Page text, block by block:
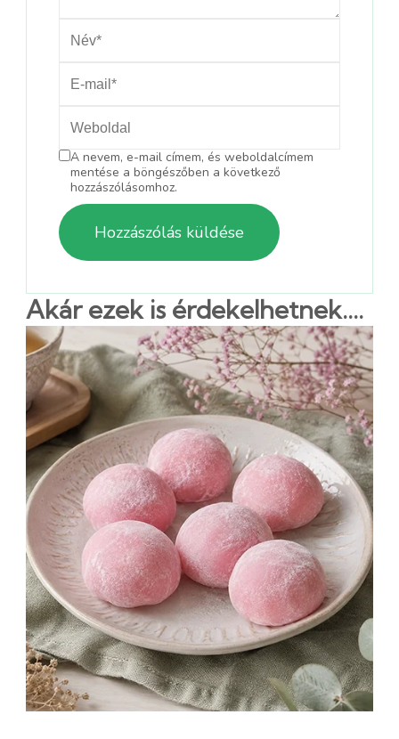
A nevem, e-mail címem, és weboldalcímem
mentése a böngészőben a következő
hozzászólásomhoz.
Akár ezek is érdekelhetnek....